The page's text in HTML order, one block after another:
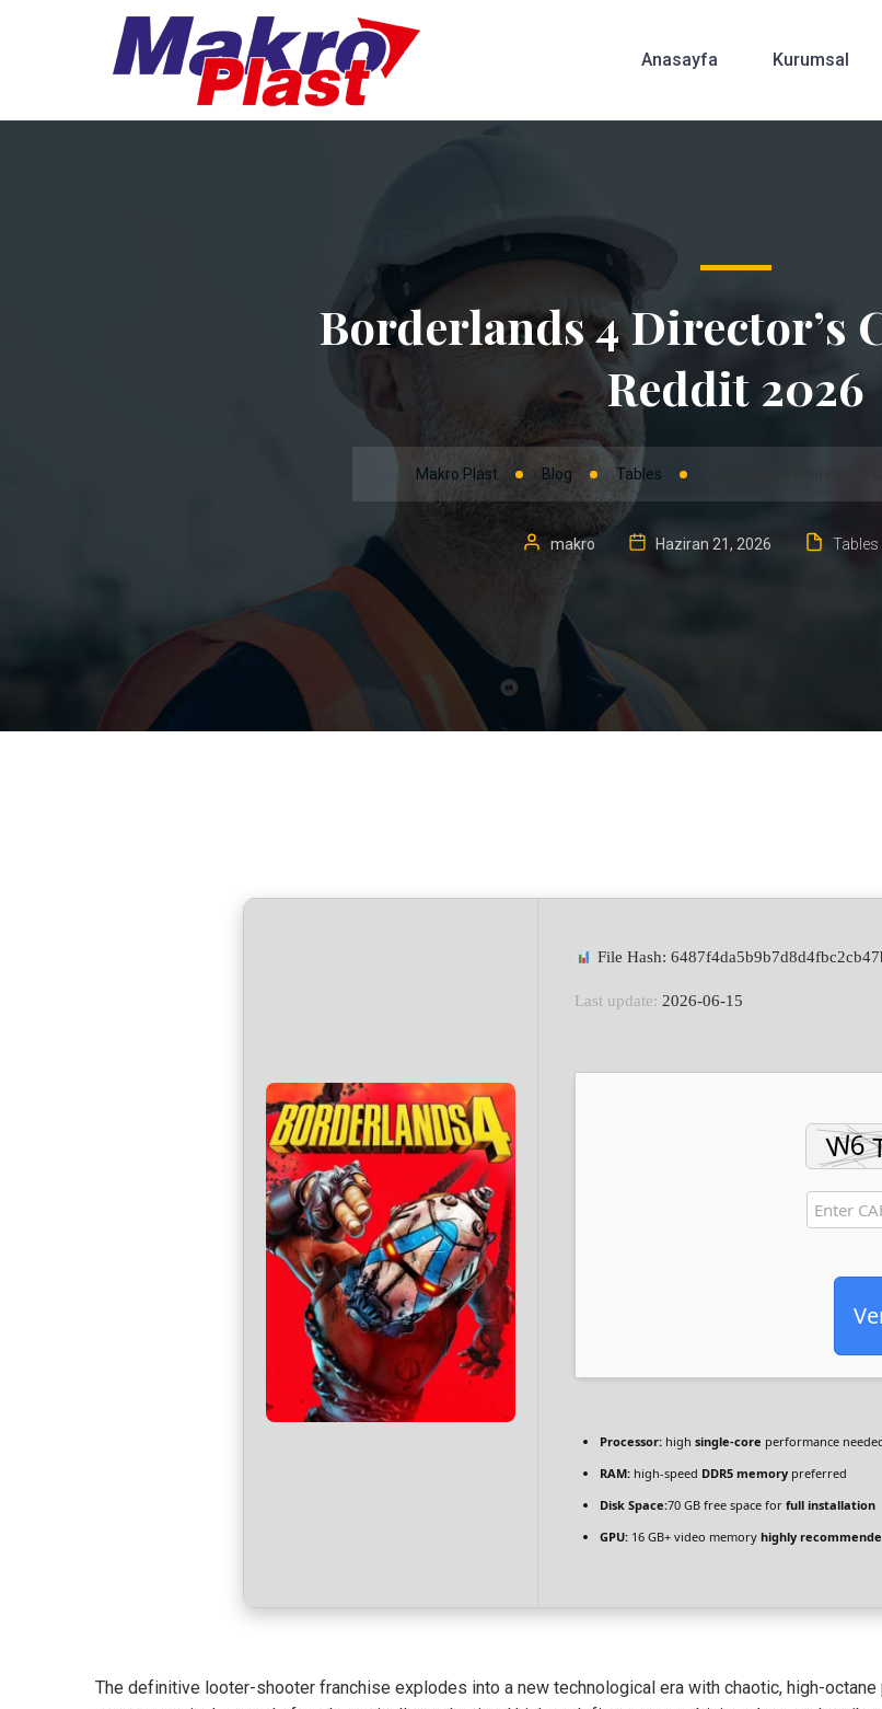
Anasayfa Kurumsal
Borderlands 4 Director’s
Reddit 2026
Makro Plast Blog Tables
makro Haziran 21, 2026 Tables
File Hash:
Last update: 2026-06-15
Processor: high single-core performance
RAM: high-speed DDR5 memory preferred
Disk Space:70 GB free space for full installation
GPU: 16 GB+ video memory highly
The definitive looter-shooter franchise explodes into a new technological era with chaotic, high-